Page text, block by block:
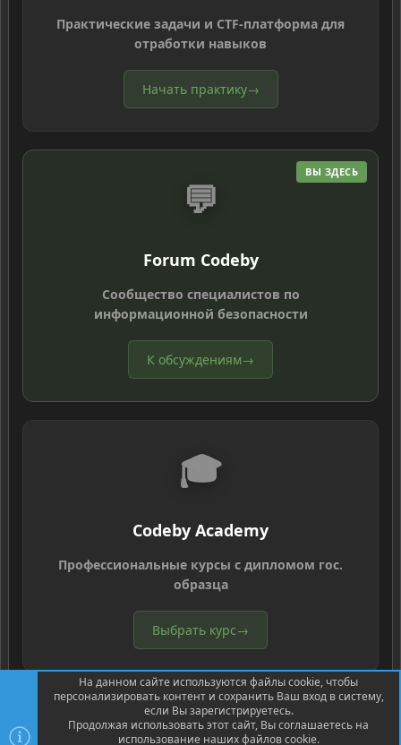
Практические задачи и CTF-платформа для
отработки навыков
Начать практику→
ВЫ ЗДЕСЬ
💬
Forum Codeby
Сообщество специалистов по
информационной безопасности
К обсуждениям→
🎓
Codeby Academy
Профессиональные курсы с дипломом гос.
образца
Выбрать курс→
На данном сайте используются файлы cookie, чтобы
персонализировать контент и сохранить Ваш вход в систему,
если Вы зарегистрируетесь.
Продолжая использовать этот сайт, Вы соглашаетесь на
использование наших файлов cookie.